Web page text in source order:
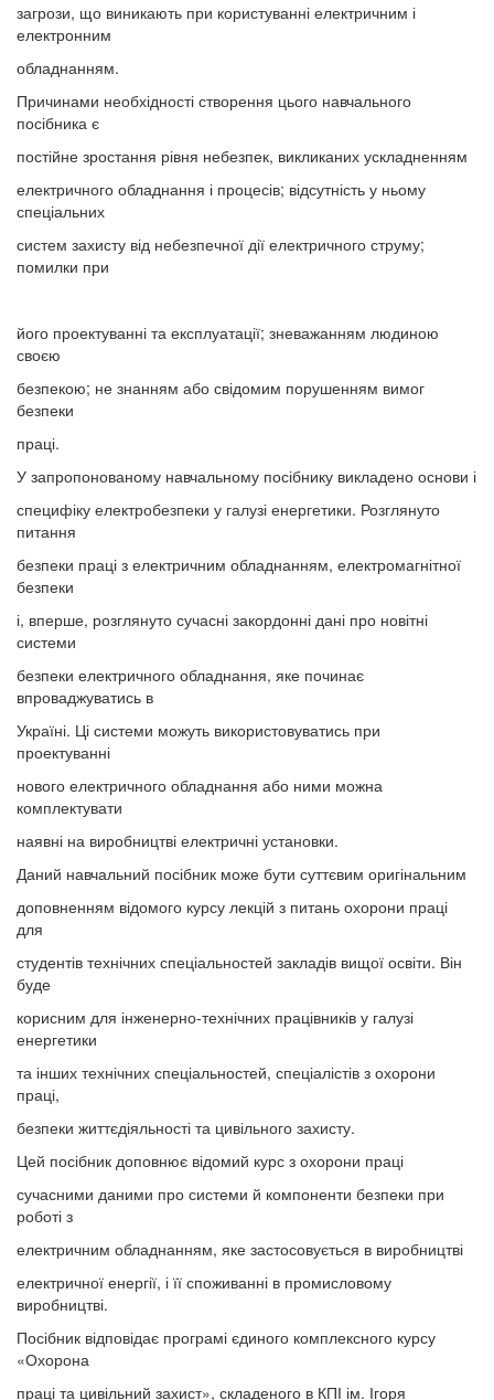
загрози, що виникають при користуванні електричним і
електронним
обладнанням.
Причинами необхідності створення цього навчального
посібника є
постійне зростання рівня небезпек, викликаних ускладненням
електричного обладнання і процесів; відсутність у ньому
спеціальних
систем захисту від небезпечної дії електричного струму;
помилки при
його проектуванні та експлуатації; зневажанням людиною
своєю
безпекою; не знанням або свідомим порушенням вимог
безпеки
праці.
У запропонованому навчальному посібнику викладено основи і
специфіку електробезпеки у галузі енергетики. Розглянуто
питання
безпеки праці з електричним обладнанням, електромагнітної
безпеки
і, вперше, розглянуто сучасні закордонні дані про новітні
системи
безпеки електричного обладнання, яке починає
впроваджуватись в
Україні. Ці системи можуть використовуватись при
проектуванні
нового електричного обладнання або ними можна
комплектувати
наявні на виробництві електричні установки.
Даний навчальний посібник може бути суттєвим оригінальним
доповненням відомого курсу лекцій з питань охорони праці
для
студентів технічних спеціальностей закладів вищої освіти. Він
буде
корисним для інженерно-технічних працівників у галузі
енергетики
та інших технічних спеціальностей, спеціалістів з охорони
праці,
безпеки життєдіяльності та цивільного захисту.
Цей посібник доповнює відомий курс з охорони праці
сучасними даними про системи й компоненти безпеки при
роботі з
електричним обладнанням, яке застосовується в виробництві
електричної енергії, і її споживанні в промисловому
виробництві.
Посібник відповідає програмі єдиного комплексного курсу
«Охорона
праці та цивільний захист», складеного в КПІ ім. Ігоря